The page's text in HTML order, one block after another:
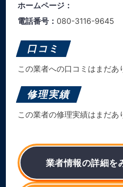
ホームページ：
電話番号： 080-3116-9645
口コミ
この業者への口コミはまだあ
修理実績
この業者の修理実績はまだあ
業者情報の詳細を